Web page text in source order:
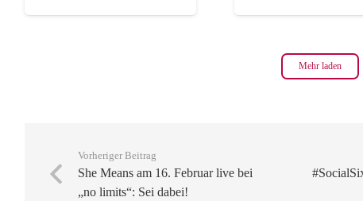
Mehr laden
Vorheriger Beitrag
She Means am 16. Februar live bei
„no limits“: Sei dabei!